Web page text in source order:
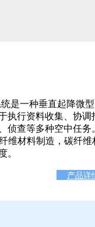
统是一种垂直起降微
执行资料收集、协调
侦查等多种空中任务
维材料制造，碳纤维
。
产品详